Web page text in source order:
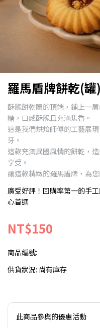
羅馬盾牌餅乾(罐)
酥脆餅乾體的頂端，鋪上一
糖，口感酥脆且充滿焦香。
這是我們烘焙師傅的工藝展
牙。
這款充滿異國風情的餅乾，
享受。
讓這款精緻的羅馬盾牌，為
廣受好評！回購率第一的手
心首選
NT$150
商品編號:
供貨狀況: 尚有庫存
此商品參與的優惠活動